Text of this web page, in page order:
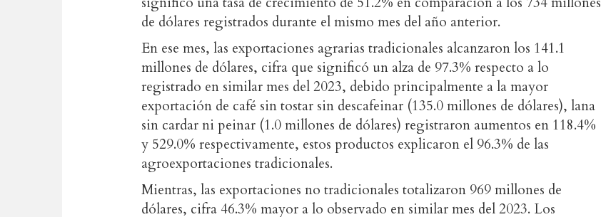
de dólares registrados durante el mismo mes del año anterior.
En ese mes, las exportaciones agrarias tradicionales alcanzaron los 141.1
millones de dólares, cifra que significó un alza de 97.3% respecto a lo
registrado en similar mes del 2023, debido principalmente a la mayor
exportación de café sin tostar sin descafeinar (135.0 millones de dólares), lana
sin cardar ni peinar (1.0 millones de dólares) registraron aumentos en 118.4%
y 529.0% respectivamente, estos productos explicaron el 96.3% de las
agroexportaciones tradicionales.
Mientras, las exportaciones no tradicionales totalizaron 969 millones de
dólares, cifra 46.3% mayor a lo observado en similar mes del 2023. Los